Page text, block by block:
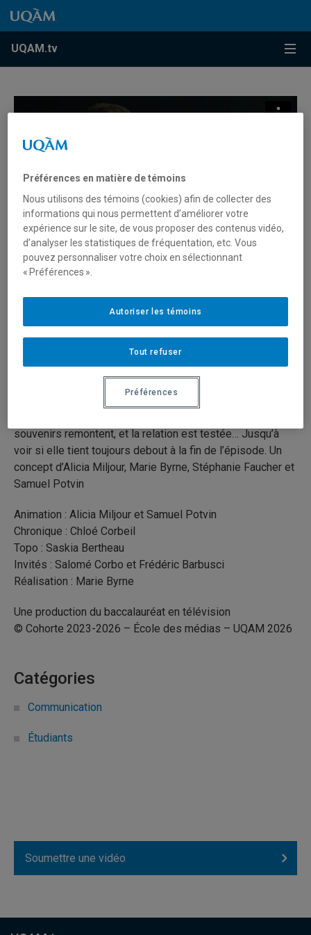
Accéder au contenu
Accéder au menu principal
Accéder à la recherche
Accéder au contenu
Accéder au menu principal
UQAM.tv
Versus | Émission 3 – Amitié
1 juin 2026 Durée: 24:45
Versus met à l’épreuve l’amitié d’un duo complice, à
travers un thème central. Chaque épisode nous plonge
souvenirs remontent, et la relation est testée… Jusqu’à
voir si elle tient toujours debout à la fin de l’épisode. Un
concept d’Alicia Miljour, Marie Byrne, Stéphanie Faucher et
Samuel Potvin
Animation : Alicia Miljour et Samuel Potvin
Chronique : Chloé Corbeil
Topo : Saskia Bertheau
Invités : Salomé Corbo et Frédéric Barbusci
Réalisation : Marie Byrne
Une production du baccalauréat en télévision
© Cohorte 2023-2026 – École des médias – UQAM 2026
Catégories
Communication
Étudiants
Soumettre une vidéo
Préférences en matière de témoins
Nous utilisons des témoins (cookies) afin de collecter des
informations qui nous permettent d’améliorer votre
expérience sur le site, de vous proposer des contenus vidéo,
d’analyser les statistiques de fréquentation, etc. Vous
pouvez personnaliser votre choix en sélectionnant
« Préférences ».
Tout refuser
Autoriser les témoins
Préférences